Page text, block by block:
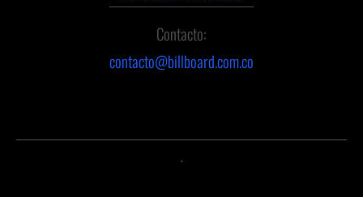
Contacto:
contacto@billboard.com.co
.